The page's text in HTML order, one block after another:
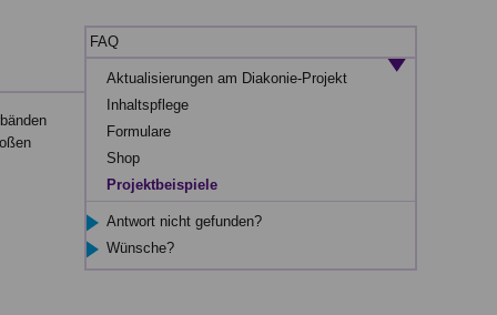
FAQ
Aktualisierungen am Diakonie-Projekt
Inhaltspflege
Formulare
Shop
Projektbeispiele
Antwort nicht gefunden?
Wünsche?